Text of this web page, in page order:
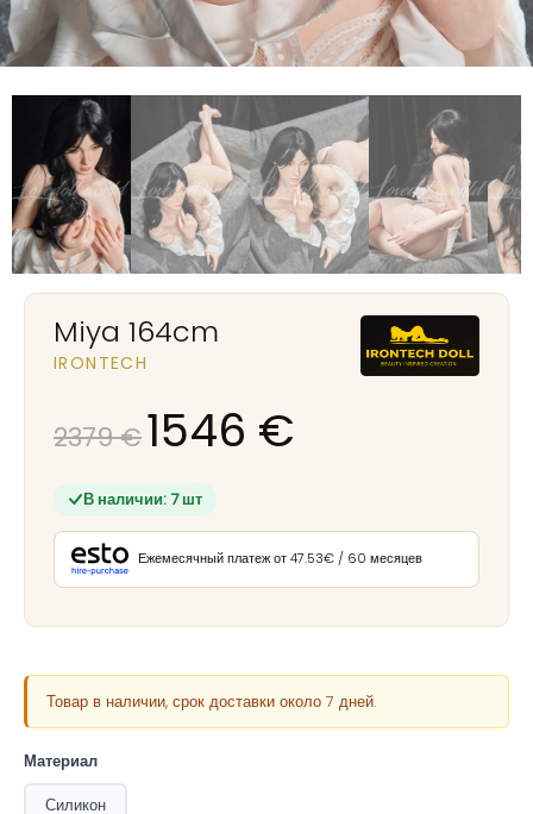
Miya 164cm
IRONTECH
2379€1546 €
В наличии: 7 шт
Ежемесячный платеж от 47.53€ / 60 месяцев
Товар в наличии, срок доставки около 7 дней.
Материал
Силикон